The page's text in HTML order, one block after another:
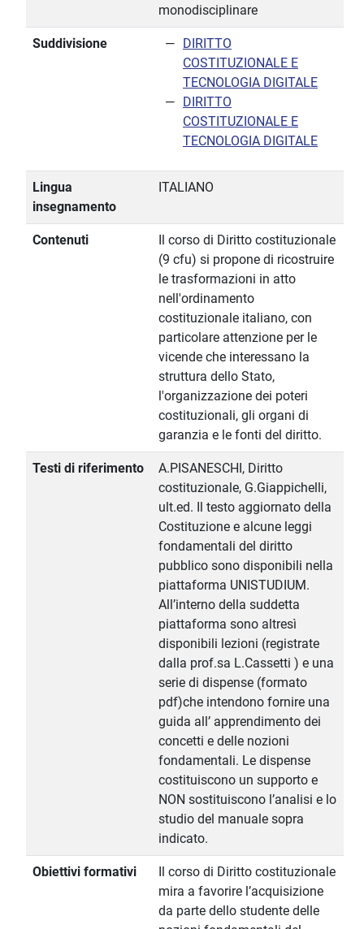
monodisciplinare
Suddivisione
DIRITTO
COSTITUZIONALE E
TECNOLOGIA DIGITALE
DIRITTO
COSTITUZIONALE E
TECNOLOGIA DIGITALE
Lingua
insegnamento
ITALIANO
Contenuti
Il corso di Diritto costituzionale
(9 cfu) si propone di ricostruire
le trasformazioni in atto
nell'ordinamento
costituzionale italiano, con
particolare attenzione per le
vicende che interessano la
struttura dello Stato,
l'organizzazione dei poteri
costituzionali, gli organi di
garanzia e le fonti del diritto.
Testi di riferimento
A.PISANESCHI, Diritto
costituzionale, G.Giappichelli,
ult.ed. Il testo aggiornato della
Costituzione e alcune leggi
fondamentali del diritto
pubblico sono disponibili nella
piattaforma UNISTUDIUM.
All’interno della suddetta
piattaforma sono altresì
disponibili lezioni (registrate
dalla prof.sa L.Cassetti ) e una
serie di dispense (formato
pdf)che intendono fornire una
guida all’ apprendimento dei
concetti e delle nozioni
fondamentali. Le dispense
costituiscono un supporto e
NON sostituiscono l’analisi e lo
studio del manuale sopra
indicato.
Obiettivi formativi
Il corso di Diritto costituzionale
mira a favorire l’acquisizione
da parte dello studente delle